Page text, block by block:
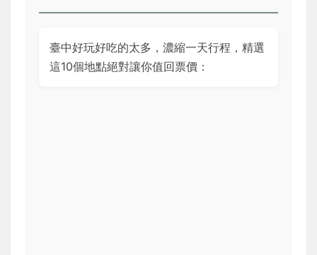
臺中好玩好吃的太多，濃縮一天行程，精選
這10個地點絕對讓你值回票價：